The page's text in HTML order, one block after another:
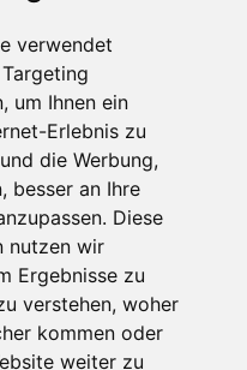
verwendet
um Ihnen ein
Erlebnis zu
die Werbung,
besser an Ihre
Diese
nutzen wir
Ergebnisse zu
verstehen, woher
kommen oder
weiter zu
der Zonista GmbH
50858 Köln
14-0
REGIONEN
Skåne
Stockholm
Westküste
Västerbotten
Värmland
Småland